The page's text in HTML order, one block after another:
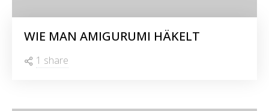
WIE MAN AMIGURUMI HÄKELT
1 share